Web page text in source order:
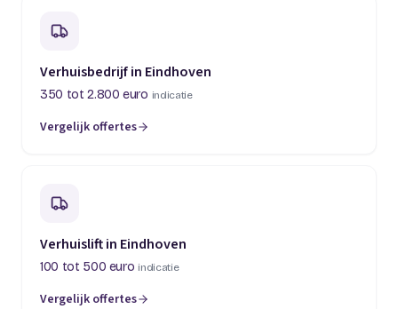
Verhuisbedrijf in Eindhoven
350 tot 2.800 euro indicatie
Vergelijk offertes
Verhuislift in Eindhoven
100 tot 500 euro indicatie
Vergelijk offertes